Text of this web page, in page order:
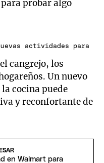
probar algo
actividades para
cangrejo, los
Un nuevo
cocina puede
y reconfortante de
en Walmart para